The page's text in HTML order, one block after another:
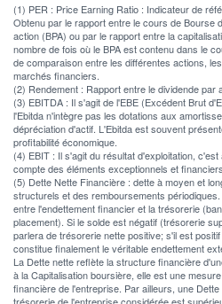
(1) PER : Price Earning Ratio : Indicateur de
Obtenu par le rapport entre le cours de Bourse
action (BPA) ou par le rapport entre la
nombre de fois où le BPA est contenu dans le
de comparaison entre les différentes actions,
marchés financiers.
(2) Rendement : Rapport entre le dividende par
(3) EBITDA : Il s'agit de l'EBE (Excédent Brut
l'Ebitda n'intègre pas les dotations aux
dépréciation d'actif. L'Ebitda est souvent
profitabilité économique.
(4) EBIT : Il s'agit du résultat d'exploitation,
compte des éléments exceptionnels et
(5) Dette Nette Financière : dette à moyen et
structurels et des remboursements
entre l'endettement financier et la trésorerie
placement). Si le solde est négatif (trésorerie
parlera de trésorerie nette positive; s'il est
constitue finalement le véritable endettement
La Dette nette reflète la structure financière
à la Capitalisation boursière, elle est une
financière de l'entreprise. Par ailleurs, une